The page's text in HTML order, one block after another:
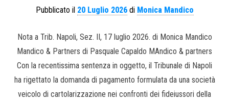
Pubblicato il 20 Luglio 2026di Monica Mandico
Nota a Trib. Napoli, Sez. II, 17 luglio 2026. di Monica Mandico
Mandico & Partners di Pasquale Capaldo MAndico & partners
Con la recentissima sentenza in oggetto, il Tribunale di Napoli
ha rigettato la domanda di pagamento formulata da una società
veicolo di cartolarizzazione nei confronti dei fideiussori della